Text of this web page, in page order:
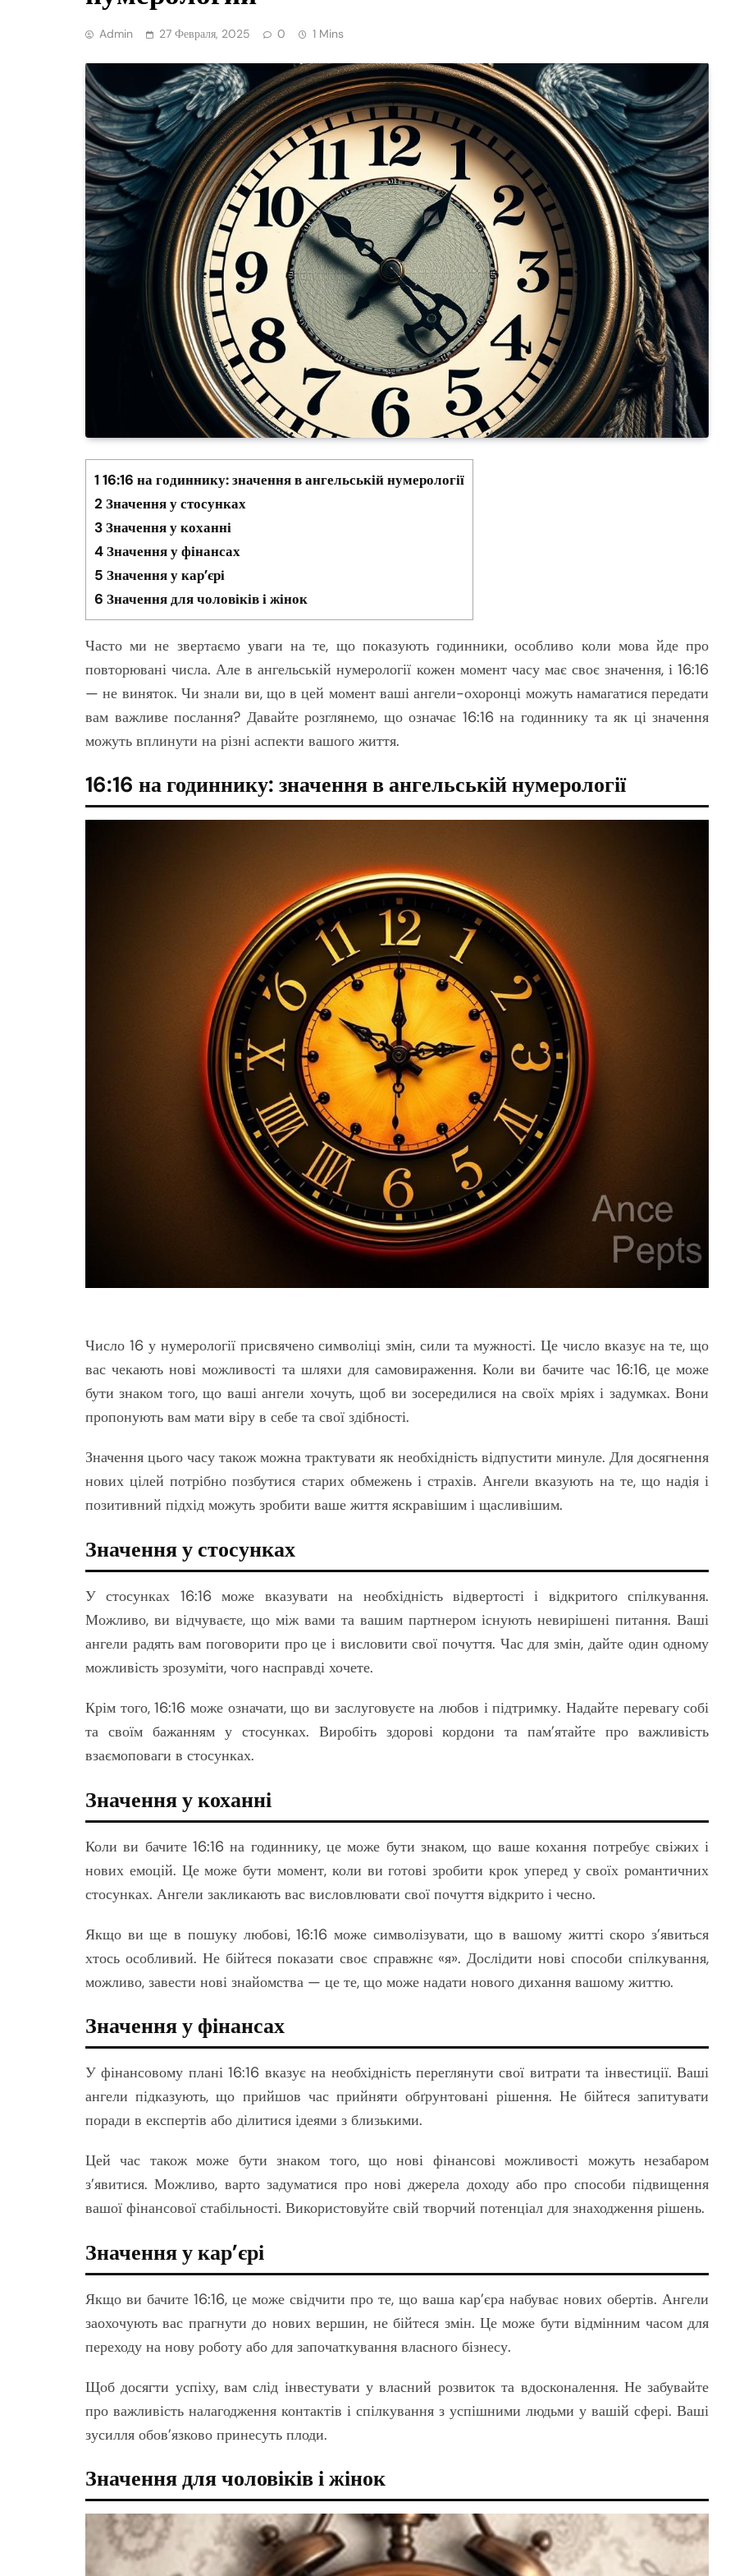
Admin 27 Февраля, 2025 0 1 Mins
1 16:16 на годиннику: значення в ангельській нумерології
2Значення у стосунках
3Значення у коханні
4Значення у фінансах
5 Значення у кар’єрі
6 Значення для чоловіків і жінок
Часто ми не звертаємо уваги на те, що показують годинники, особливо коли мова йде про
повторювані числа. Але в ангельській нумерології кожен момент часу має своє значення, і 16:16
— не виняток. Чи знали ви, що в цей момент ваші ангели-охоронці можуть намагатися передати
вам важливе послання? Давайте розглянемо, що означає 16:16 на годиннику та як ці значення
можуть вплинути на різні аспекти вашого життя.
16:16 на годиннику: значення в ангельській нумерології
Число 16 у нумерології присвячено символіці змін, сили та мужності. Це число вказує на те, що
вас чекають нові можливості та шляхи для самовираження. Коли ви бачите час 16:16, це може
бути знаком того, що ваші ангели хочуть, щоб ви зосередилися на своїх мріях і задумках. Вони
пропонують вам мати віру в себе та свої здібності.
Значення цього часу також можна трактувати як необхідність відпустити минуле. Для досягнення
нових цілей потрібно позбутися старих обмежень і страхів. Ангели вказують на те, що надія і
позитивний підхід можуть зробити ваше життя яскравішим і щасливішим.
Значення у стосунках
У стосунках 16:16 може вказувати на необхідність відвертості і відкритого спілкування.
Можливо, ви відчуваєте, що між вами та вашим партнером існують невирішені питання. Ваші
ангели радять вам поговорити про це і висловити свої почуття. Час для змін, дайте один одному
можливість зрозуміти, чого насправді хочете.
Крім того, 16:16 може означати, що ви заслуговуєте на любов і підтримку. Надайте перевагу собі
та своїм бажанням у стосунках. Виробіть здорові кордони та пам’ятайте про важливість
взаємоповаги в стосунках.
Значення у коханні
Коли ви бачите 16:16 на годиннику, це може бути знаком, що ваше кохання потребує свіжих і
нових емоцій. Це може бути момент, коли ви готові зробити крок уперед у своїх романтичних
стосунках. Ангели закликають вас висловлювати свої почуття відкрито і чесно.
Якщо ви ще в пошуку любові, 16:16 може символізувати, що в вашому житті скоро з’явиться
хтось особливий. Не бійтеся показати своє справжнє «я». Дослідити нові способи спілкування,
можливо, завести нові знайомства — це те, що може надати нового дихання вашому життю.
Значення у фінансах
У фінансовому плані 16:16 вказує на необхідність переглянути свої витрати та інвестиції. Ваші
ангели підказують, що прийшов час прийняти обґрунтовані рішення. Не бійтеся запитувати
поради в експертів або ділитися ідеями з близькими.
Цей час також може бути знаком того, що нові фінансові можливості можуть незабаром
з’явитися. Можливо, варто задуматися про нові джерела доходу або про способи підвищення
вашої фінансової стабільності. Використовуйте свій творчий потенціал для знаходження рішень.
Значення у кар’єрі
Якщо ви бачите 16:16, це може свідчити про те, що ваша кар’єра набуває нових обертів. Ангели
заохочують вас прагнути до нових вершин, не бійтеся змін. Це може бути відмінним часом для
переходу на нову роботу або для започаткування власного бізнесу.
Щоб досягти успіху, вам слід інвестувати у власний розвиток та вдосконалення. Не забувайте
про важливість налагодження контактів і спілкування з успішними людьми у вашій сфері. Ваші
зусилля обов’язково принесуть плоди.
Значення для чоловіків і жінок